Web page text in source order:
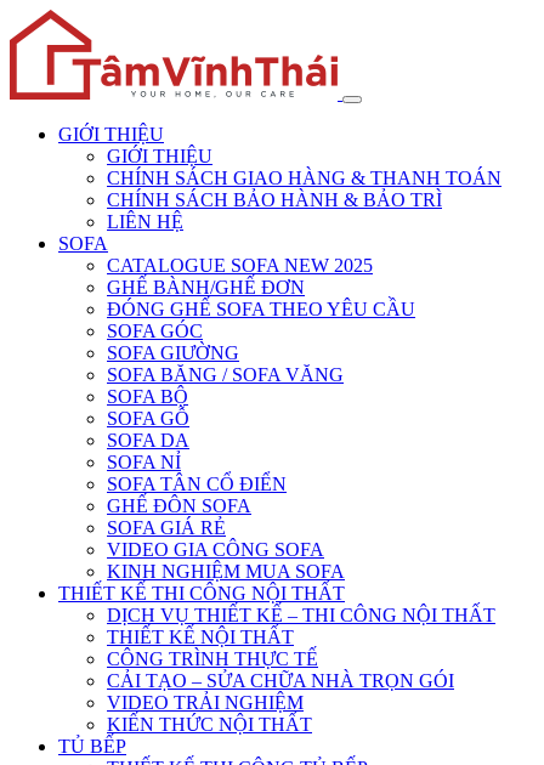
GIỚI THIỆU
GIỚI THIỆU
CHÍNH SÁCH GIAO HÀNG & THANH TOÁN
CHÍNH SÁCH BẢO HÀNH & BẢO TRÌ
LIÊN HỆ
SOFA
CATALOGUE SOFA NEW 2025
GHẾ BÀNH/GHẾ ĐƠN
ĐÓNG GHẾ SOFA THEO YÊU CẦU
SOFA GÓC
SOFA GIƯỜNG
SOFA BĂNG / SOFA VĂNG
SOFA BỘ
SOFA GỖ
SOFA DA
SOFA NỈ
SOFA TÂN CỔ ĐIỂN
GHẾ ĐÔN SOFA
SOFA GIÁ RẺ
VIDEO GIA CÔNG SOFA
KINH NGHIỆM MUA SOFA
THIẾT KẾ THI CÔNG NỘI THẤT
DỊCH VỤ THIẾT KẾ – THI CÔNG NỘI THẤT
THIẾT KẾ NỘI THẤT
CÔNG TRÌNH THỰC TẾ
CẢI TẠO – SỬA CHỮA NHÀ TRỌN GÓI
VIDEO TRẢI NGHIỆM
KIẾN THỨC NỘI THẤT
TỦ BẾP